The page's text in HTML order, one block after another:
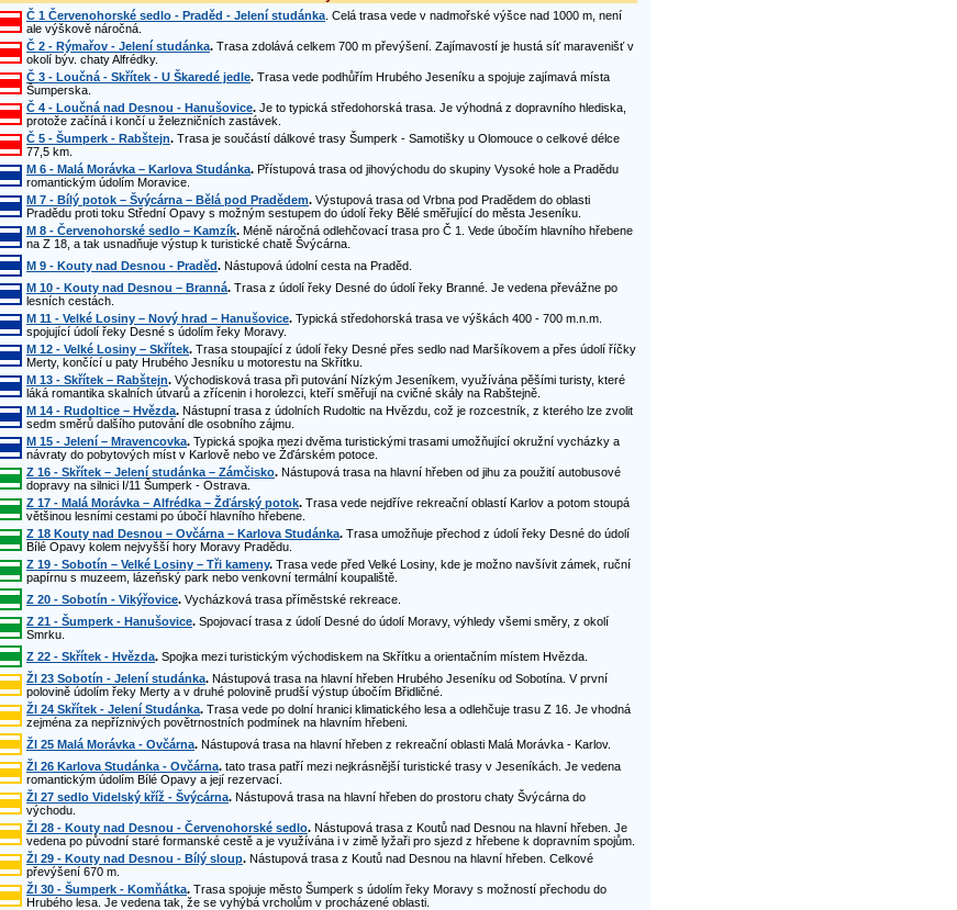
Č 1 Červenohorské sedlo - Praděd - Jelení studánka . Celá trasa vede v nadmořské výšce nad 1000 m, není
ale výškově náročná.
Č 2 - Rýmařov - Jelení studánka. Trasa zdolává celkem 700 m převýšení. Zajímavostí je hustá síť maravenišť v
okolí býv. chaty Alfrédky.
Č 3 - Loučná - Skřítek - U Škaredé jedle. Trasa vede podhůřím Hrubého Jeseníku a spojuje zajímavá místa
Šumperska.
Č 4 - Loučná nad Desnou - Hanušovice. Je to typická středohorská trasa. Je výhodná z dopravního hlediska,
protože začíná i končí u železničních zastávek.
Č 5 - Šumperk - Rabštejn. Trasa je součástí dálkové trasy Šumperk - Samotišky u Olomouce o celkové délce
77,5 km.
M 6 - Malá Morávka – Karlova Studánka. Přístupová trasa od jihovýchodu do skupiny Vysoké hole a Pradědu
romantickým údolím Moravice.
M 7 - Bílý potok – Švýcárna – Bělá pod Pradědem. Výstupová trasa od Vrbna pod Pradědem do oblasti
Pradědu proti toku Střední Opavy s možným sestupem do údolí řeky Bělé směřující do města Jeseníku.
M 8 - Červenohorské sedlo – Kamzík. Méně náročná odlehčovací trasa pro Č 1. Vede úbočím hlavního hřebene
na Z 18, a tak usnadňuje výstup k turistické chatě Švýcárna.
M 9 - Kouty nad Desnou - Praděd. Nástupová údolní cesta na Praděd.
M 10 - Kouty nad Desnou – Branná. Trasa z údolí řeky Desné do údolí řeky Branné. Je vedena převážne po
lesních cestách.
M 11 - Velké Losiny – Nový hrad – Hanušovice. Typická středohorská trasa ve výškách 400 - 700 m.n.m.
spojující údolí řeky Desné s údolím řeky Moravy.
M 12 - Velké Losiny – Skřítek. Trasa stoupající z údolí řeky Desné přes sedlo nad Maršíkovem a přes údolí říčky
Merty, končící u paty Hrubého Jesníku u motorestu na Skřítku.
M 13 - Skřítek – Rabštejn. Východisková trasa při putování Nízkým Jeseníkem, využívána pěšími turisty, které
láká romantika skalních útvarů a zřícenin i horolezci, kteří směřují na cvičné skály na Rabštejně.
M 14 - Rudoltice – Hvězda. Nástupní trasa z údolních Rudoltic na Hvězdu, což je rozcestník, z kterého lze zvolit
sedm směrů dalšího putování dle osobního zájmu.
M 15 - Jelení – Mravencovka. Typická spojka mezi dvěma turistickými trasami umožňující okružní vycházky a
návraty do pobytových míst v Karlově nebo ve Žďárském potoce.
Z 16 - Skřítek – Jelení studánka – Zámčisko. Nástupová trasa na hlavní hřeben od jihu za použití autobusové
dopravy na silnici I/11 Šumperk - Ostrava.
Z 17 - Malá Morávka – Alfrédka – Žďárský potok. Trasa vede nejdříve rekreační oblastí Karlov a potom stoupá
většinou lesními cestami po úbočí hlavního hřebene.
Z 18 Kouty nad Desnou – Ovčárna – Karlova Studánka. Trasa umožňuje přechod z údolí řeky Desné do údolí
Bílé Opavy kolem nejvyšší hory Moravy Pradědu.
Z 19 - Sobotín – Velké Losiny – Tři kameny. Trasa vede před Velké Losiny, kde je možno navšívit zámek, ruční
papírnu s muzeem, lázeňský park nebo venkovní termální koupaliště.
Z 20 - Sobotín - Vikýřovice. Vycházková trasa příměstské rekreace.
Z 21 - Šumperk - Hanušovice. Spojovací trasa z údolí Desné do údolí Moravy, výhledy všemi směry, z okolí
Smrku.
Z 22 - Skřítek - Hvězda. Spojka mezi turistickým východiskem na Skřítku a orientačním místem Hvězda.
Žl 23 Sobotín - Jelení studánka. Nástupová trasa na hlavní hřeben Hrubého Jeseníku od Sobotína. V první
polovině údolím řeky Merty a v druhé polovině prudší výstup úbočím Břidličné.
Žl 24 Skřítek - Jelení Studánka. Trasa vede po dolní hranici klimatického lesa a odlehčuje trasu Z 16. Je vhodná
zejména za nepříznivých povětrnostních podmínek na hlavním hřebeni.
Žl 25 Malá Morávka - Ovčárna. Nástupová trasa na hlavní hřeben z rekreační oblasti Malá Morávka - Karlov.
Žl 26 Karlova Studánka - Ovčárna. tato trasa patří mezi nejkrásnější turistické trasy v Jeseníkách. Je vedena
romantickým údolím Bílé Opavy a její rezervací.
Žl 27 sedlo Videlský kříž - Švýcárna. Nástupová trasa na hlavní hřeben do prostoru chaty Švýcárna do
východu.
Žl 28 - Kouty nad Desnou - Červenohorské sedlo. Nástupová trasa z Koutů nad Desnou na hlavní hřeben. Je
vedena po původní staré formanské cestě a je využívána i v zimě lyžaři pro sjezd z hřebene k dopravním spojům.
Žl 29 - Kouty nad Desnou - Bílý sloup. Nástupová trasa z Koutů nad Desnou na hlavní hřeben. Celkové
převýšení 670 m.
Žl 30 - Šumperk - Komňátka. Trasa spojuje město Šumperk s údolím řeky Moravy s možností přechodu do
Hrubého lesa. Je vedena tak, že se vyhýbá vrcholům v procházené oblasti.